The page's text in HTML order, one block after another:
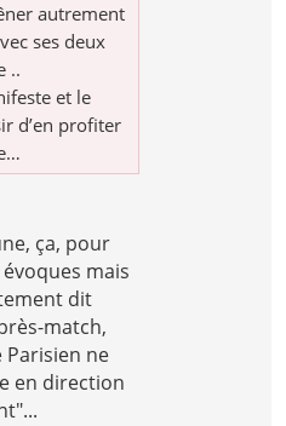
autrement
ses deux
..
et le
d’en profiter
ça, pour
mais
dit
match,
ne
en direction